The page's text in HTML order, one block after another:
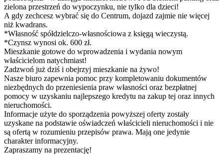
zielona przestrzeń do wypoczynku, nie tylko dla dzieci!
A gdy zechcesz wybrać się do Centrum, dojazd zajmie nie więcej
niż kwadrans.
*Własność spółdzielczo-własnościowa z księgą wieczystą.
*Czynsz wynosi ok. 600 zł.
Mieszkanie gotowe do wprowadzenia i wydania nowym
właścicielom natychmiast!
Zadzwoń już dziś i obejrzyj mieszkanie na żywo!
Nasze biuro zapewnia pomoc przy kompletowaniu dokumentów
niezbędnych do przeniesienia praw własności oraz bezpłatnej
pomocy w uzyskaniu najlepszego kredytu na zakup tej oraz innych
nieruchomości.
Informacje użyte do sporządzenia powyższej oferty zostały
uzyskane na podstawie oświadczeń właścicieli nieruchomości i nie
są ofertą w rozumieniu przepisów prawa. Mają one jedynie
charakter informacyjny.
Zapraszamy na prezentację!